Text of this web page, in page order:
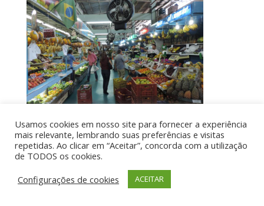
Por aí de Barraca - direitos reservados - Desenvolvido
por UIA WEB
Usamos cookies em nosso site para fornecer a experiência
mais relevante, lembrando suas preferências e visitas
repetidas. Ao clicar em “Aceitar”, concorda com a utilização
de TODOS os cookies.
Configurações de cookies
ACEITAR